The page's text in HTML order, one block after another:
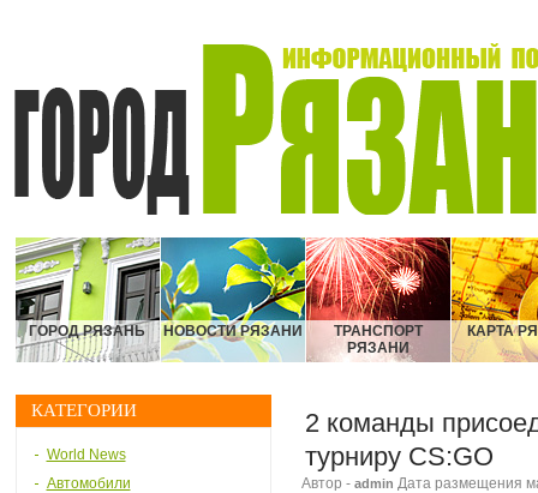
ГОРОД РЯЗАНЬ НОВОСТИ РЯЗАНИ
ТРАНСПОРТ
РЯЗАНИ
КАРТА
КАТЕГОРИИ
World News
Автомобили
2 команды
турниру CS:GO
Автор - admin Дата размещения